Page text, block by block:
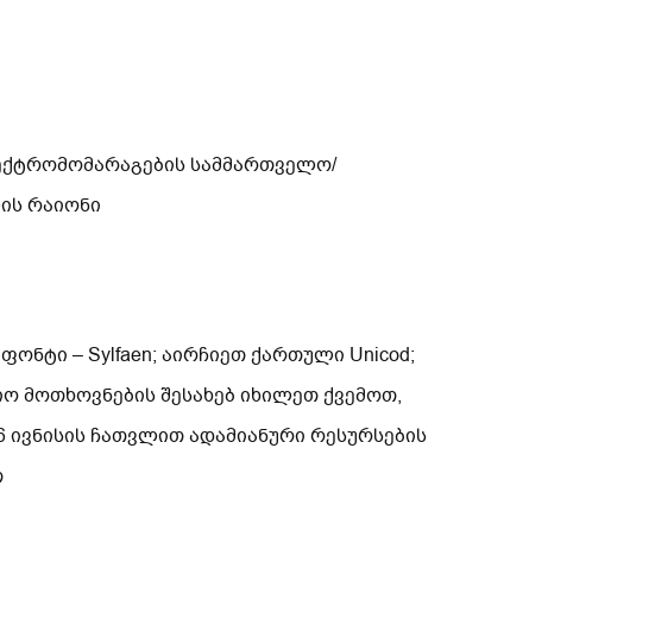
სამმართველო/
რაიონი
– Sylfaen; აირჩიეთ ქართული Unicod;
მოთხოვნების შესახებ იხილეთ ქვემოთ,
ჩათვლით ადამიანური რესურსების